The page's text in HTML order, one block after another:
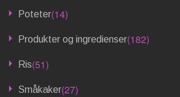
Poteter(14)
Produkter og ingredienser(182)
Ris(51)
Småkaker(27)